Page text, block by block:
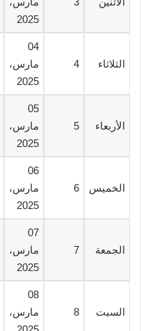
2025
الثلاثاء 4
04
مارس،
2025
الأربعاء 5
05
مارس،
2025
الخميس 6
06
مارس،
2025
الجمعة 7
07
مارس،
2025
السبت 8
08
مارس،